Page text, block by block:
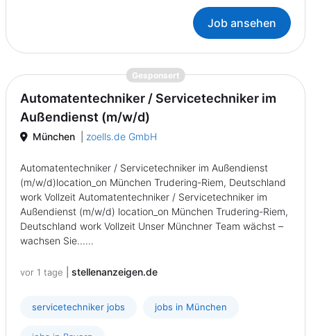
Job ansehen
Gesponsert{prompt.job}
Automatentechniker / Servicetechniker im
Außendienst (m/w/d)
München zoells.de GmbH
Automatentechniker / Servicetechniker im Außendienst
(m/w/d)location_on München Trudering-Riem, Deutschland
work Vollzeit Automatentechniker / Servicetechniker im
Außendienst (m/w/d) location_on München Trudering-Riem,
Deutschland work Vollzeit Unser Münchner Team wächst –
wachsen Sie......
vor 1 tage stellenanzeigen.de
servicetechniker jobs jobs in München